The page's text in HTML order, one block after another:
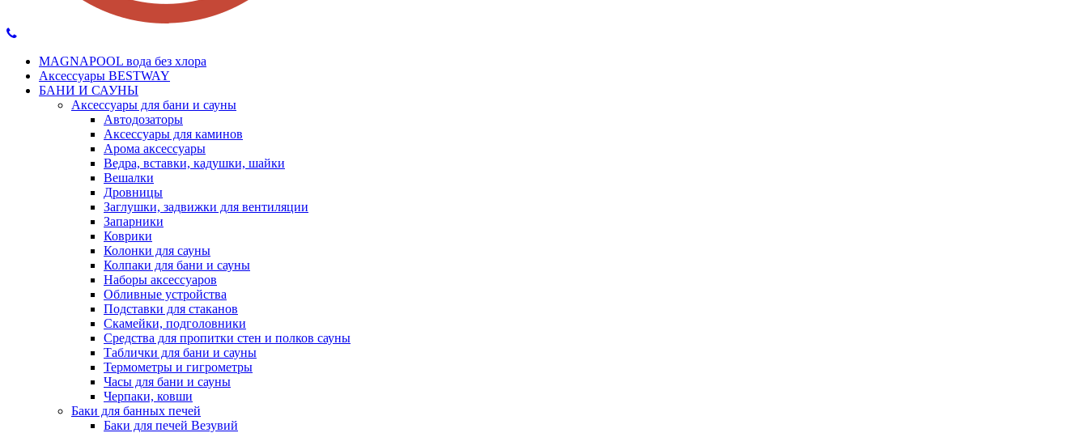
MAGNAPOOL вода без хлора
Аксессуары BESTWAY
БАНИ И САУНЫ
Аксессуары для бани и сауны
Автодозаторы
Аксессуары для каминов
Арома аксессуары
Ведра, вставки, кадушки, шайки
Вешалки
Дровницы
Заглушки, задвижки для вентиляции
Запарники
Коврики
Колонки для сауны
Колпаки для бани и сауны
Наборы аксессуаров
Обливные устройства
Подставки для стаканов
Скамейки, подголовники
Средства для пропитки стен и полков сауны
Таблички для бани и сауны
Термометры и гигрометры
Часы для бани и сауны
Черпаки, ковши
Баки для банных печей
Баки для печей Везувий